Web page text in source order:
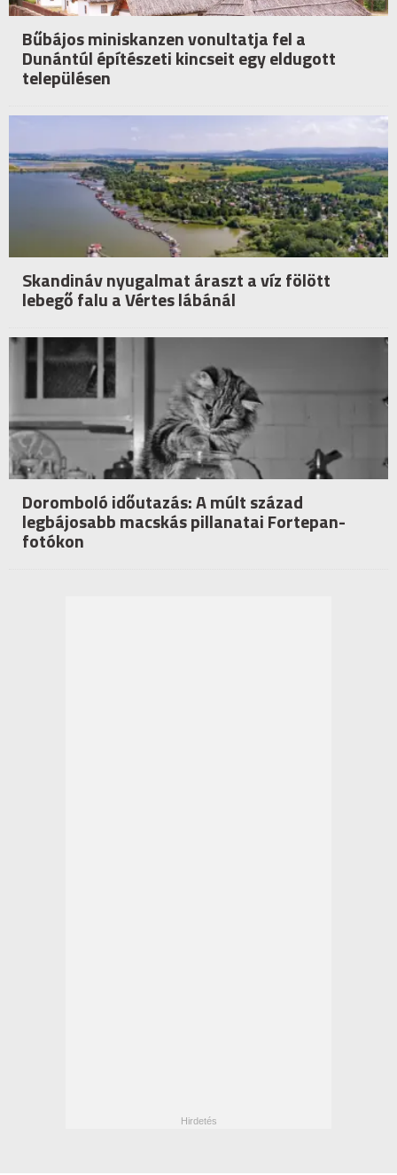
Bűbájos miniskanzen vonultatja fel a
Dunántúl építészeti kincseit egy eldugott
településen
Skandináv nyugalmat áraszt a víz fölött
lebegő falu a Vértes lábánál
Doromboló időutazás: A múlt század
legbájosabb macskás pillanatai Fortepan-
fotókon